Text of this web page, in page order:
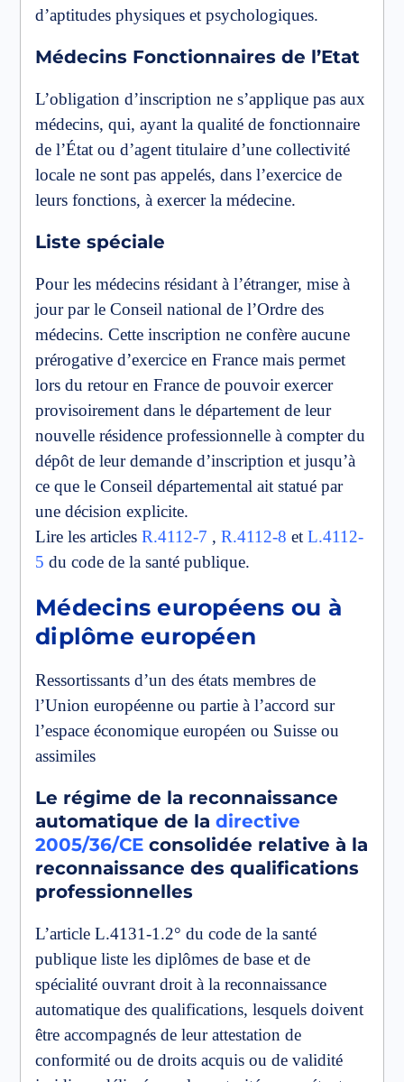
d’aptitudes physiques et psychologiques.
Médecins Fonctionnaires de l’Etat
L’obligation d’inscription ne s’applique pas aux
médecins, qui, ayant la qualité de fonctionnaire
de l’État ou d’agent titulaire d’une collectivité
locale ne sont pas appelés, dans l’exercice de
leurs fonctions, à exercer la médecine.
Liste spéciale
Pour les médecins résidant à l’étranger, mise à
jour par le Conseil national de l’Ordre des
médecins. Cette inscription ne confère aucune
prérogative d’exercice en France mais permet
lors du retour en France de pouvoir exercer
provisoirement dans le département de leur
nouvelle résidence professionnelle à compter du
dépôt de leur demande d’inscription et jusqu’à
ce que le Conseil départemental ait statué par
une décision explicite.
Lire les articles R.4112-7 , R.4112-8 et L.4112-
5 du code de la santé publique.
Médecins européens ou à
diplôme européen
Ressortissants d’un des états membres de
l’Union européenne ou partie à l’accord sur
l’espace économique européen ou Suisse ou
assimiles
Le régime de la reconnaissance
automatique de la directive
2005/36/CE consolidée relative à la
reconnaissance des qualifications
professionnelles
L’article L.4131-1.2° du code de la santé
publique liste les diplômes de base et de
spécialité ouvrant droit à la reconnaissance
automatique des qualifications, lesquels doivent
être accompagnés de leur attestation de
conformité ou de droits acquis ou de validité